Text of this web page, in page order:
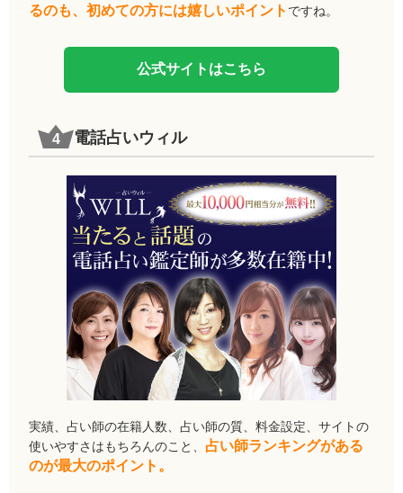
るのも、初めての方には嬉しいポイント ですね。
公式サイトはこちら
電話占いウィル
実績、占い師の在籍人数、占い師の質、料金設定、サイトの
使いやすさはもちろんのこと、 占い師ランキングがある
のが最大のポイント。